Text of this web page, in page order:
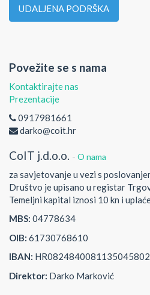
UDALJENA PODRŠKA
Povežite se s nama
Kontaktirajte nas
Prezentacije
0917981661
darko@coit.hr
CoIT j.d.o.o. - O nama
za savjetovanje u vezi s
Društvo je upisano u registar
Temeljni kapital iznosi 10 kn i
MBS: 04778634
OIB: 61730768610
IBAN: HR0824840081135045802
Direktor: Darko Marković